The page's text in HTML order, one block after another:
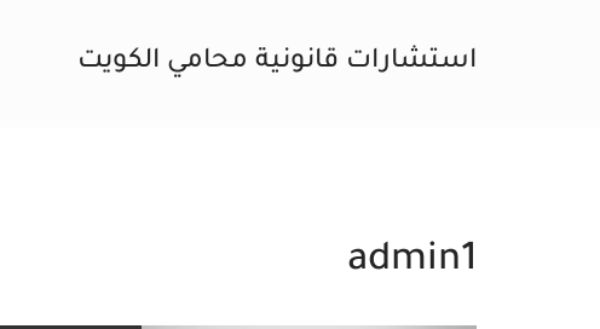
استشارات قانونية محامي الكويت
admin1